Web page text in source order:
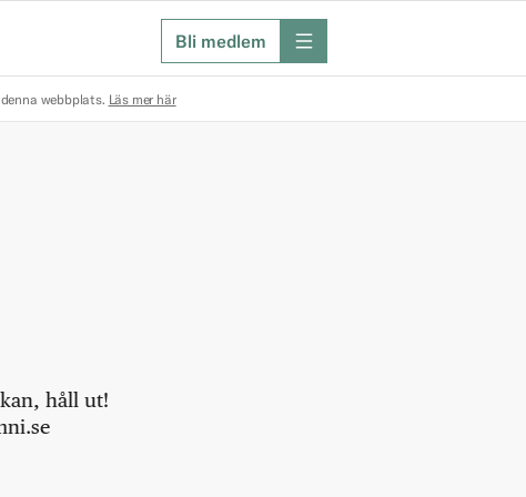
Bli medlem meny
webbplats. Läs mer här
håll ut!